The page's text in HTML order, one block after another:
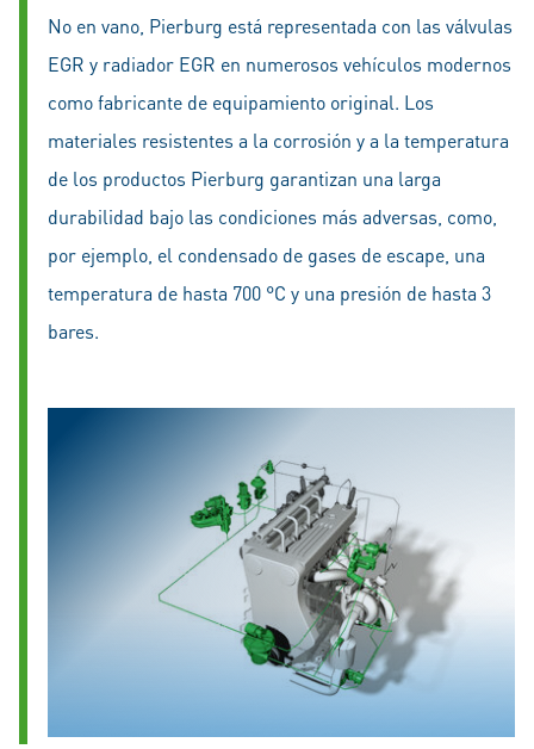
No en vano, Pierburg está representada con las válvulas
EGR y radiador EGR en numerosos vehículos modernos
como fabricante de equipamiento original. Los
materiales resistentes a la corrosión y a la temperatura
de los productos Pierburg garantizan una larga
durabilidad bajo las condiciones más adversas, como,
por ejemplo, el condensado de gases de escape, una
temperatura de hasta 700 °C y una presión de hasta 3
bares.